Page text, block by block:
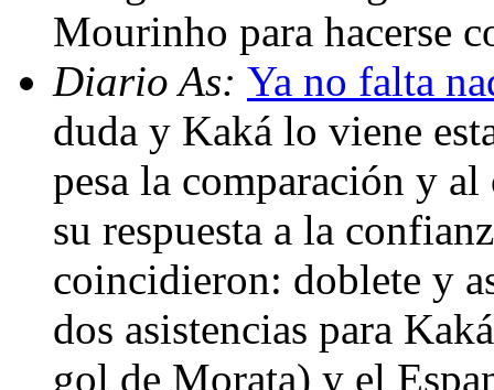
Mourinho para hacerse
Diario As: Ya no falta
duda y Kaká lo viene
pesa la comparación y
su respuesta a la
coincidieron: doblete y
dos asistencias para
gol de Morata) y el